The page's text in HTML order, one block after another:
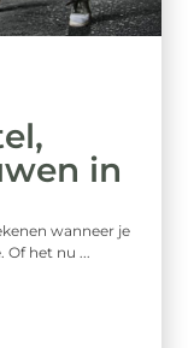
in
wanneer je
Of het nu ...